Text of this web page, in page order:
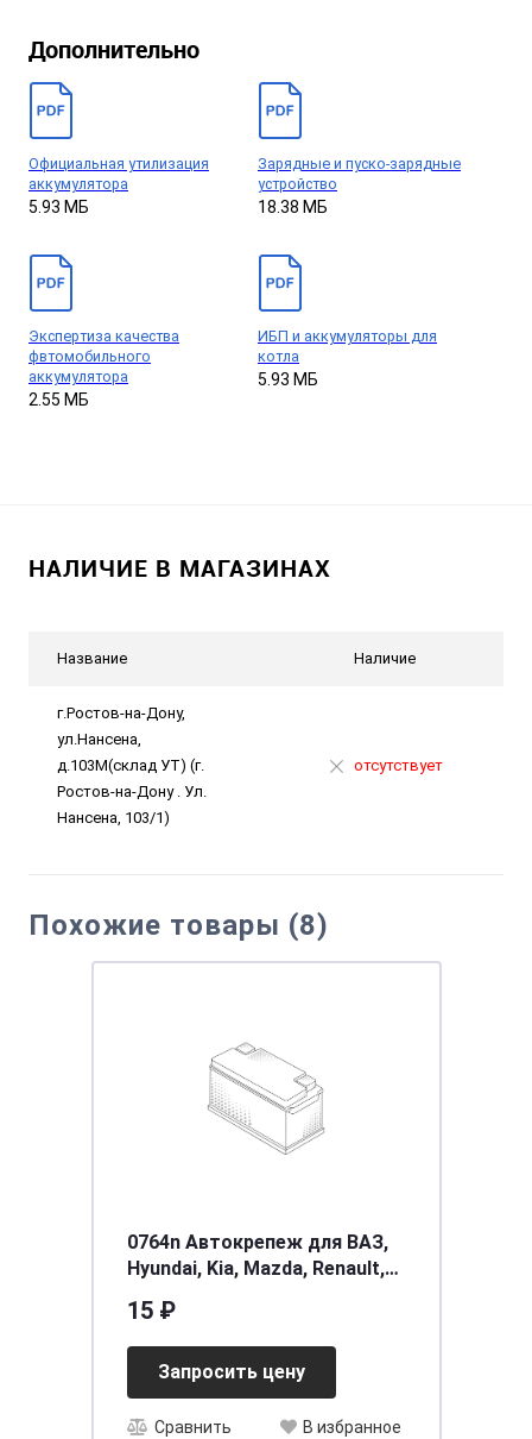
Дополнительно
Официальная утилизация
аккумулятора
5.93 МБ
Зарядные и пуско-зарядные
устройство
18.38 МБ
Экспертиза качества
фвтомобильного
аккумулятора
2.55 МБ
ИБП и аккумуляторы для
котла
5.93 МБ
НАЛИЧИЕ В МАГАЗИНАХ
Название Наличие
г.Ростов-на-Дону,
ул.Нансена,
д.103М(склад УТ) (г.
Ростов-на-Дону . Ул.
Нансена, 103/1)
отсутствует
Похожие товары (8)
0764n Автокрепеж для ВАЗ,
Hyundai, Kia, Mazda, Renault,
MB455561 *
15 ₽
Запросить цену
Сравнить В избранное